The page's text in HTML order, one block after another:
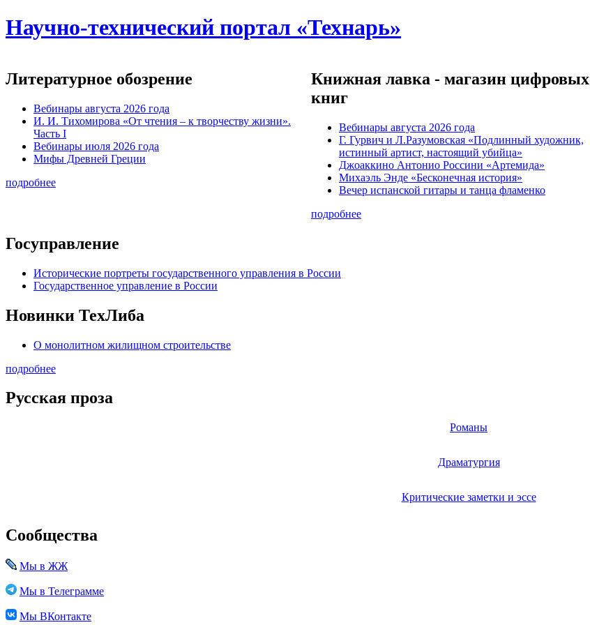
Научно-технический портал «Технарь»
Литературное обозрение
Вебинары августа 2026 года
И. И. Тихомирова «От чтения – к творчеству жизни».
Часть I
Вебинары июля 2026 года
Мифы Древней Греции
подробнее
Книжная лавка - магазин цифровых
книг
Вебинары августа 2026 года
Г. Гурвич и Л.Разумовская «Подлинный художник,
истинный артист, настоящий убийца»
Джоаккино Антонио Россини «Артемида»
Михаэль Энде «Бесконечная история»
Вечер испанской гитары и танца фламенко
подробнее
Госуправление
Исторические портреты государственного управления в России
Государственное управление в России
Новинки ТехЛиба
О монолитном жилищном строительстве
подробнее
Русская проза
Романы
Драматургия
Критические заметки и эссе
Сообщества
Мы в ЖЖ
Мы в Телеграмме
Мы ВКонтакте